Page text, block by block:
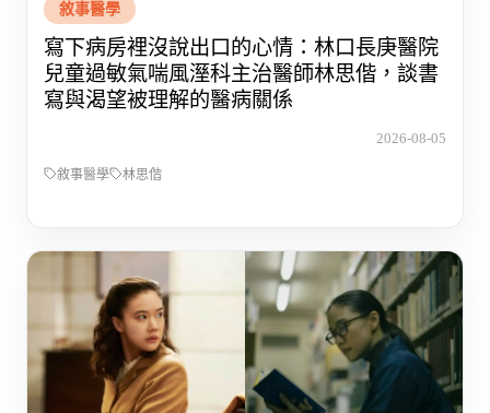
敘事醫學
寫下病房裡沒說出口的心情：林口長庚醫院
兒童過敏氣喘風溼科主治醫師林思偕，談書
寫與渴望被理解的醫病關係
2026-08-05
敘事醫學 林思偕